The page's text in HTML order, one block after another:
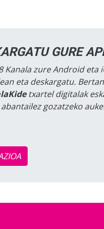
GURE
Kanala zure Android eta
eta deskargatu. Bertan
txartel digitalak
gozatzeko